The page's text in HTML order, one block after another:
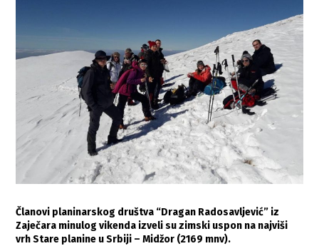
Članovi planinarskog društva “Dragan Radosavljević” iz
Zaječara minulog vikenda izveli su zimski uspon na najviši
vrh Stare planine u Srbiji – Midžor (2169 mnv).